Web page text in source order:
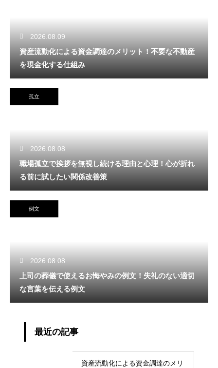
2026.08.09
資産流動化による資金調達のメリット！不要な不動産
を現金化する仕組み
孤立
2026.08.08
職場孤立で挨拶を無視し続ける理由と心理！心が折れ
る前に試したい関係改善策
例文
2026.08.08
上司の葬儀で使えるお悔やみの例文！失礼のない適切
な言葉を伝える例文
最近の記事
資産流動化による資金調達のメリ